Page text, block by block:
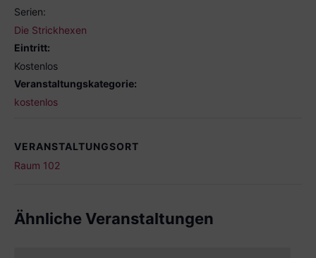
Serien:
Die Strickhexen
Eintritt:
Kostenlos
Veranstaltungskategorie:
kostenlos
VERANSTALTUNGSORT
Raum 102
Ähnliche Veranstaltungen